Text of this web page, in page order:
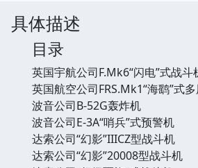
具体描述
目录
英国宇航公司F.Mk6“闪电”式战斗
英国航空公司FRS.Mk1“海鹞”式
波音公司B-52G轰炸机
波音公司E-3A“哨兵”式预警机
达索公司“幻影”IIICZ型战斗机
达索公司“幻影”20008型战斗机